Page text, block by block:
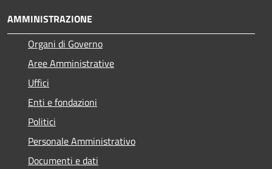
AMMINISTRAZIONE
Organi di Governo
Aree Amministrative
Uffici
Enti e fondazioni
Politici
Personale Amministrativo
Documenti e dati